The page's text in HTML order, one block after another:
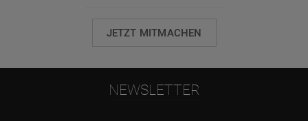
JETZT MITMACHEN
NEWSLETTER